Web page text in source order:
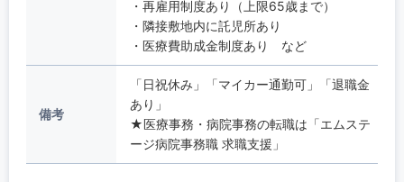
・再雇用制度あり（上限65歳まで）
・隣接敷地内に託児所あり
・医療費助成金制度あり など
備考
「日祝休み」「マイカー通勤可」「退職金
あり」
★医療事務・病院事務の転職は「エムステ
ージ病院事務職 求職支援」